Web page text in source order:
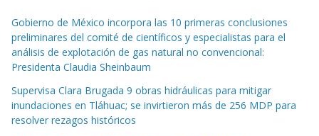
Gobierno de México incorpora las 10 primeras conclusiones
preliminares del comité de científicos y especialistas para el
análisis de explotación de gas natural no convencional:
Presidenta Claudia Sheinbaum
Supervisa Clara Brugada 9 obras hidráulicas para mitigar
inundaciones en Tláhuac; se invirtieron más de 256 MDP para
resolver rezagos históricos